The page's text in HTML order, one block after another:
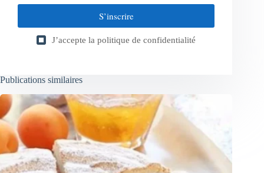
S’inscrire
J’accepte la politique de confidentialité
Publications similaires